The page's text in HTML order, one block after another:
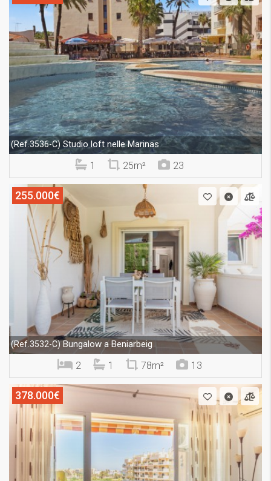
(Ref.3536-C) Studio loft nelle Marinas
1 25m² 23
255.000€
(Ref.3532-C) Bungalow a Beniarbeig
2 1 78m² 13
378.000€